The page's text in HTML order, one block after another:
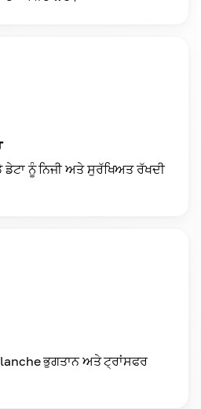
ਨੂੰ ਨਿਜੀ ਅਤੇ ਸੁਰੱਖਿਅਤ ਰੱਖਦੀ
ਭੁਗਤਾਨ ਅਤੇ ਟ੍ਰਾਂਸਫਰ